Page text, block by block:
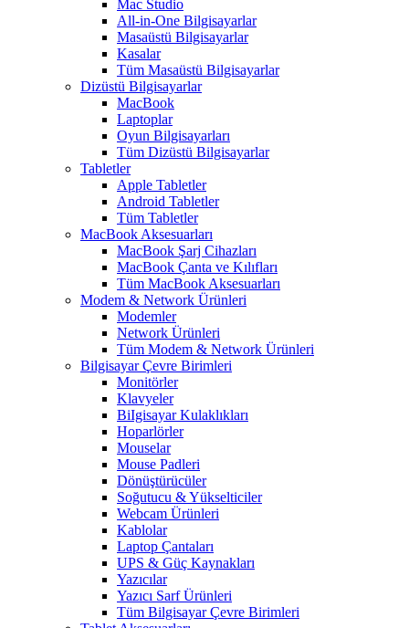
Mac Studio
All-in-One Bilgisayarlar
Masaüstü Bilgisayarlar
Kasalar
Tüm Masaüstü Bilgisayarlar
Dizüstü Bilgisayarlar
MacBook
Laptoplar
Oyun Bilgisayarları
Tüm Dizüstü Bilgisayarlar
Tabletler
Apple Tabletler
Android Tabletler
Tüm Tabletler
MacBook Aksesuarları
MacBook Şarj Cihazları
MacBook Çanta ve Kılıfları
Tüm MacBook Aksesuarları
Modem & Network Ürünleri
Modemler
Network Ürünleri
Tüm Modem & Network Ürünleri
Bilgisayar Çevre Birimleri
Monitörler
Klavyeler
BiIgisayar Kulaklıkları
Hoparlörler
Mouselar
Mouse Padleri
Dönüştürücüler
Soğutucu & Yükselticiler
Webcam Ürünleri
Kablolar
Laptop Çantaları
UPS & Güç Kaynakları
Yazıcılar
Yazıcı Sarf Ürünleri
Tüm Bilgisayar Çevre Birimleri